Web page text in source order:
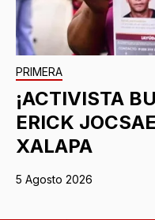
PRIMERA
¡ACTIVISTA
ERICK
XALAPA
5 Agosto 2026